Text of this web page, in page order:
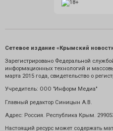
Сетевое издание «Крымский
Зарегистрировано Федеральной
информационных технологий и
марта 2015 года, свидетельство о
Учредитель: ООО "Информ Медиа"
Главный редактор Синицын А.В.
Адрес: Россия. Республика Крым.
Настоящий ресурс может содержать